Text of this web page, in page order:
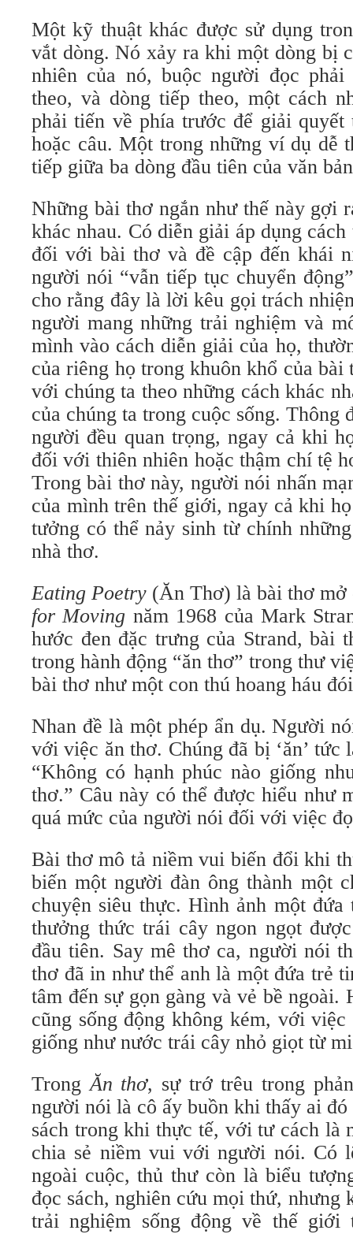
Một kỹ thuật khác được sử dụng
vắt dòng. Nó xảy ra khi một dòng bị
nhiên của nó, buộc người đọc
theo, và dòng tiếp theo, một cách
phải tiến về phía trước để giải
hoặc câu. Một trong những ví dụ dễ
tiếp giữa ba dòng đầu tiên của văn
Những bài thơ ngắn như thế này gợi
khác nhau. Có diễn giải áp dụng
đối với bài thơ và đề cập đến khái
người nói “vẫn tiếp tục chuyển
cho rằng đây là lời kêu gọi trách
người mang những trải nghiệm và
mình vào cách diễn giải của họ,
của riêng họ trong khuôn khổ của
với chúng ta theo những cách khác
của chúng ta trong cuộc sống. Thông
người đều quan trọng, ngay cả khi
đối với thiên nhiên hoặc thậm chí tệ
Trong bài thơ này, người nói nhấn
của mình trên thế giới, ngay cả khi
tưởng có thể nảy sinh từ chính
nhà thơ.
Eating Poetry (Ăn Thơ) là bài thơ
for Moving năm 1968 của Mark
hước đen đặc trưng của Strand, bài
trong hành động “ăn thơ” trong thư
bài thơ như một con thú hoang háu
Nhan đề là một phép ẩn dụ. Người
với việc ăn thơ. Chúng đã bị ‘ăn’
“Không có hạnh phúc nào giống
thơ.” Câu này có thể được hiểu như
quá mức của người nói đối với việc
Bài thơ mô tả niềm vui biến đổi khi
biến một người đàn ông thành một
chuyện siêu thực. Hình ảnh một
thưởng thức trái cây ngon ngọt
đầu tiên. Say mê thơ ca, người nói
thơ đã in như thể anh là một đứa trẻ
tâm đến sự gọn gàng và vẻ bề ngoài.
cũng sống động không kém, với
giống như nước trái cây nhỏ giọt từ
TrongĂn thơ, sự trớ trêu trong
người nói là cô ấy buồn khi thấy ai đó
sách trong khi thực tế, với tư cách là
chia sẻ niềm vui với người nói. Có
ngoài cuộc, thủ thư còn là biểu
đọc sách, nghiên cứu mọi thứ, nhưng
trải nghiệm sống động về thế giới